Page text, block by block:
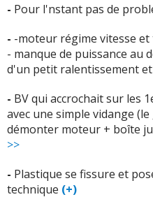
doivent faire vérifier les
portées de plaquettes.
Peinture et finitions : La
plastiques, les sièges et
vieillir prématurément.
jante dont le vernis se
s'installer sous la couche
fissurés ou les garnitures
des éléments extérieurs
- Pour l'nstant pas de
- -moteur régime vitesse
- manque de puissance au
d'un petit ralentissement et
- BV qui accrochait sur les
avec une simple vidange
démonter moteur + boîte
>>
- Plastique se fissure et
technique (+)